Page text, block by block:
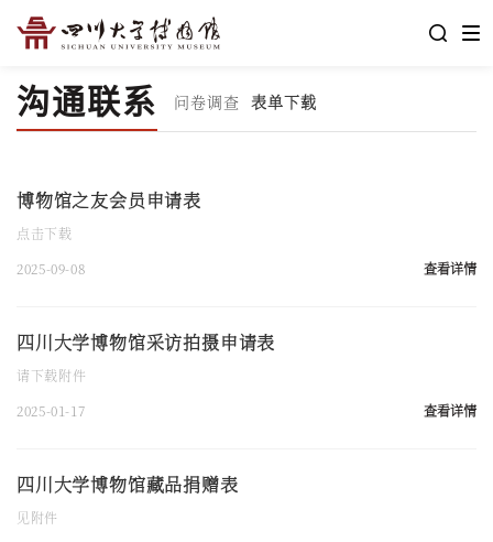
沟通联系 问卷调查 表单下载
博物馆之友会员申请表
点击下载
2025-09-08
查看详情
四川大学博物馆采访拍摄申请表
请下载附件
2025-01-17
查看详情
四川大学博物馆藏品捐赠表
见附件